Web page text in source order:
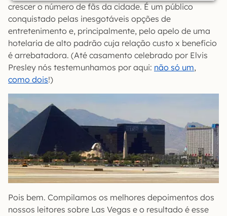
crescer o número de fãs da cidade. É um público
conquistado pelas inesgotáveis opções de
entretenimento e, principalmente, pelo apelo de uma
hotelaria de alto padrão cuja relação custo x benefício
é arrebatadora. (Até casamento celebrado por Elvis
Presley nós testemunhamos por aqui: não só um,
como dois!)
Pois bem. Compilamos os melhores depoimentos dos
nossos leitores sobre Las Vegas e o resultado é esse